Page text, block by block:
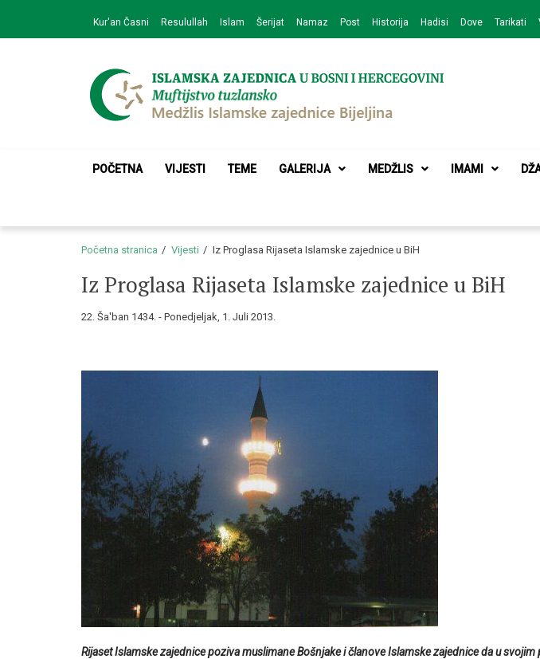
navigation
content
Kur'an Časni Resulullah Islam Šerijat Namaz Post Historija Hadisi Dove Tarikati
Medžlis Islamske zajednice
POČETNA VIJESTI TEME GALERIJA MEDŽLIS IMAMI
Početna stranica Vijesti Iz Proglasa Rijaseta Islamske zajednice u BiH
Iz Proglasa Rijaseta Islamske zajednice u BiH
22. Ša'ban 1434. - Ponedjeljak, 1. Juli 2013.
Rijaset Islamske zajednice poziva muslimane Bošnjake i članove Islamske zajednice da u